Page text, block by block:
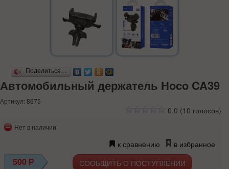
Поделиться…
Автомобильный держатель Hoco CA39
Артикул: 8675
0.0 (10 голосов)
Нет в наличии
к сравнению в избранное
500 Р СООБЩИТЬ О ПОСТУПЛЕНИИ